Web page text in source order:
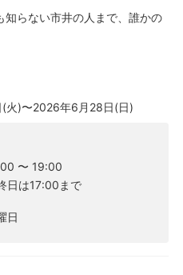
らない市井の人まで、誰かの
火)〜2026年6月28日(日)
〜 19:00
日は17:00まで
日